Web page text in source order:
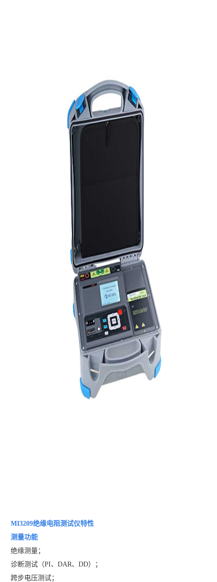
MI3209绝缘电阻测试仪特性
测量功能
绝缘测量；
诊断测试（PI、DAR、DD）；
跨步电压测试；